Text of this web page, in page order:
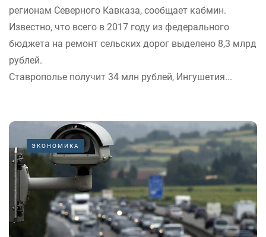
регионам Северного Кавказа, сообщает кабмин.
Известно, что всего в 2017 году из федерального
бюджета на ремонт сельских дорог выделено 8,3 млрд
рублей.
Ставрополье получит 34 млн рублей, Ингушетия...
ЭКОНОМИКА